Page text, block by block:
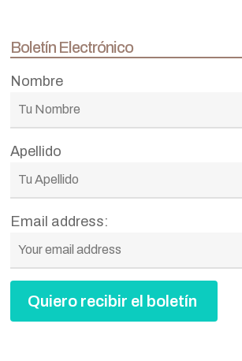
Boletín Electrónico
Nombre
Apellido
Email address: